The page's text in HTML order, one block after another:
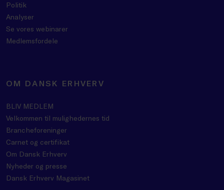
Politik
Analyser
Se vores webinarer
Medlemsfordele
OM DANSK ERHVERV
BLIV MEDLEM
Velkommen til mulighedernes tid
Brancheforeninger
Carnet og certifikat
Om Dansk Erhverv
Nyheder og presse
Dansk Erhverv Magasinet